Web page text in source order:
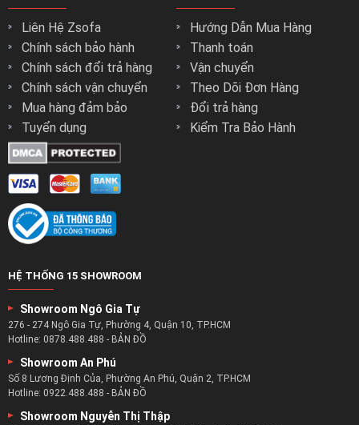
Liên Hệ Zsofa
Chính sách bảo hành
Chính sách đổi trả hàng
Chính sách vận chuyển
Mua hàng đảm bảo
Tuyển dụng
Hướng Dẫn Mua Hàng
Thanh toán
Vận chuyển
Theo Dõi Đơn Hàng
Đổi trả hàng
Kiểm Tra Bảo Hành
HỆ THỐNG 15 SHOWROOM
Showroom Ngô Gia Tự
276 - 274 Ngô Gia Tự, Phường 4, Quận 10, TP.HCM
Hotline: 0878.488.488 - BẢN ĐỒ
Showroom An Phú
Số 8 Lương Định Của, Phường An Phú, Quận 2, TP.HCM
Hotline: 0922.488.488 - BẢN ĐỒ
Showroom Nguyễn Thị Thập